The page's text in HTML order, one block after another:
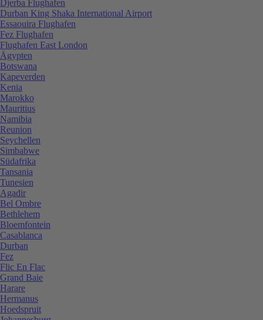
Djerba Flughafen
Durban King Shaka International Airport
Essaouira Flughafen
Fez Flughafen
Flughafen East London
Ägypten
Botswana
Kapeverden
Kenia
Marokko
Mauritius
Namibia
Reunion
Seychellen
Simbabwe
Südafrika
Tansania
Tunesien
Agadir
Bel Ombre
Bethlehem
Bloemfontein
Casablanca
Durban
Fez
Flic En Flac
Grand Baie
Harare
Hermanus
Hoedspruit